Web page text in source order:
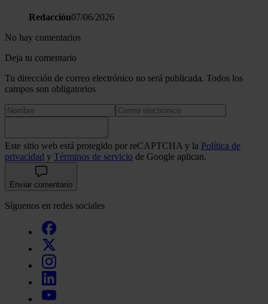
Redacción07/06/2026
No hay comentarios
Deja tu comentario
Tu dirección de correo electrónico no será publicada. Todos los
campos son obligatorios
Este sitio web está protegido por reCAPTCHA y la Política de
privacidad y Términos de servicio de Google aplican.
Enviar comentario
Síguenos en redes sociales